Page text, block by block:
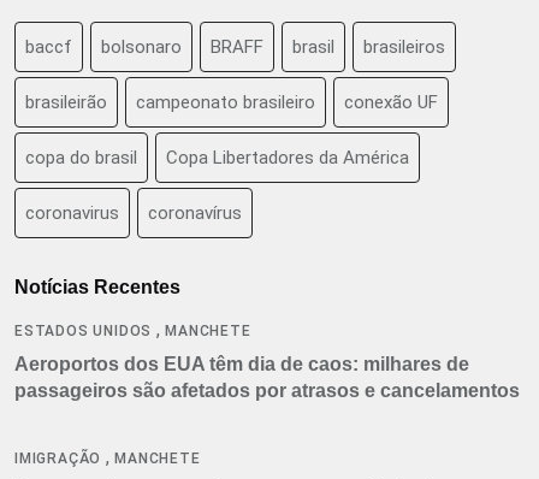
baccf bolsonaro BRAFF brasil brasileiros
brasileirão campeonato brasileiro conexão UF
copa do brasil Copa Libertadores da América
coronavirus coronavírus
Notícias Recentes
ESTADOS UNIDOS ,MANCHETE
Aeroportos dos EUA têm dia de caos: milhares de
passageiros são afetados por atrasos e cancelamentos
IMIGRAÇÃO ,MANCHETE